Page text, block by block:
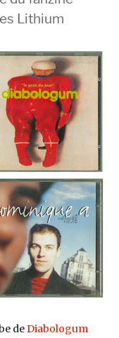
Lithium
de Diabologum